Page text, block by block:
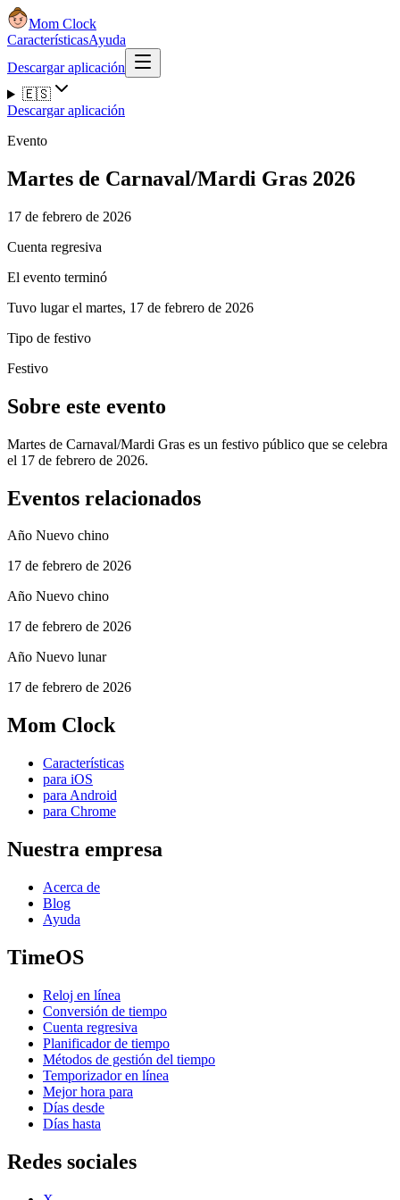
Mom Clock
CaracterísticasAyuda
Descargar aplicación
🇪🇸
Descargar aplicación
Evento
Martes de Carnaval/Mardi Gras 2026
17 de febrero de 2026
Cuenta regresiva
El evento terminó
Tuvo lugar el martes, 17 de febrero de 2026
Tipo de festivo
Festivo
Sobre este evento
Martes de Carnaval/Mardi Gras es un festivo público que se celebra
el 17 de febrero de 2026.
Eventos relacionados
Año Nuevo chino
17 de febrero de 2026
Año Nuevo chino
17 de febrero de 2026
Año Nuevo lunar
17 de febrero de 2026
Mom Clock
Características
para iOS
para Android
para Chrome
Nuestra empresa
Acerca de
Blog
Ayuda
TimeOS
Reloj en línea
Conversión de tiempo
Cuenta regresiva
Planificador de tiempo
Métodos de gestión del tiempo
Temporizador en línea
Mejor hora para
Días desde
Días hasta
Redes sociales